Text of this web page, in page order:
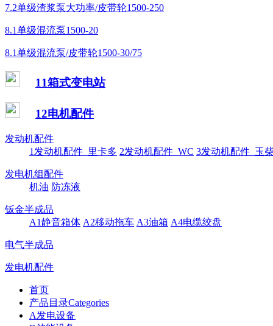
7.2单级渣浆泵大功率/皮带轮1500-250
8.1单级混流泵1500-20
8.1单级混流泵/皮带轮1500-30/75
11箱式变电站
12电机配件
发动机配件
1发动机配件_里卡多 2发动机配件_WC 3发动机配件_玉
发电机组配件
机油 防冻液
钣金半成品
A1静音箱体 A2移动拖车 A3油箱 A4电缆绞盘
电气半成品
发电机配件
首页
产品目录Categories
A发电设备